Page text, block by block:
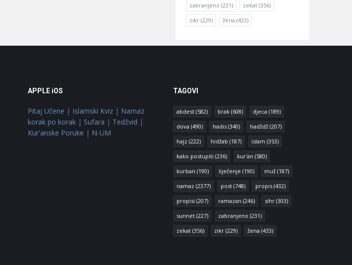
zabranjeno (231) zekat (356)
zikr (229) žena (433)
APPLE iOS
Pitaj Učene | Islamski Kviz | Namaz
korak po korak | Sufara | Tedžvid |
Kur'anske Poruke | N-UM
TAGOVI
abdest(582) brak(608) djeca (189)
dova (490) hadis(340) hadždž(207)
hajz (222) hidžab (187) islam (353)
kako postupiti (236) kur'an (580)
kurban (190) liječenje (190) muž(187)
namaz (2377) post(748) propis(432)
propisi (207) ramazan (246) sihr(303)
sunnet(227) zabranjeno (231)
zekat(356) zikr(229) žena (433)